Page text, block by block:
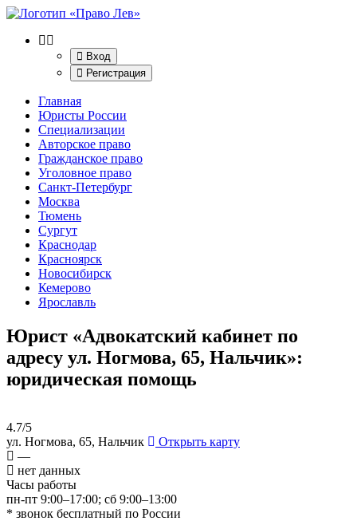
Вход
Регистрация
Главная
Юристы России
Специализации
Авторское право
Гражданское право
Уголовное право
Санкт-Петербург
Москва
Тюмень
Сургут
Краснодар
Красноярск
Новосибирск
Кемерово
Ярославль
Юрист «Адвокатский кабинет по
адресу ул. Ногмова, 65, Нальчик»:
юридическая помощь
4.7/5
ул. Ногмова, 65, Нальчик
Открыть карту
—
нет данных
Часы работы
пн-пт 9:00–17:00; сб 9:00–13:00
* звонок бесплатный по России